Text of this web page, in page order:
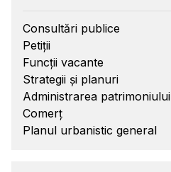
Consultări publice
Petiții
Funcții vacante
Strategii și planuri
Administrarea patrimoniului
Comerț
Planul urbanistic general